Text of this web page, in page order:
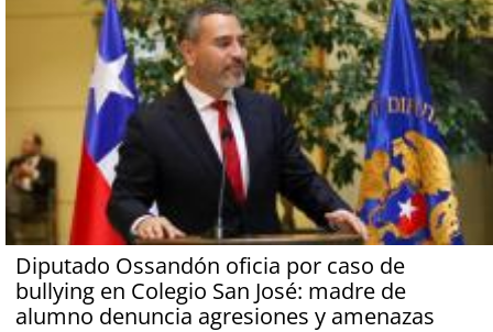
Diputado Ossandón oficia por caso de
bullying en Colegio San José: madre de
alumno denuncia agresiones y amenazas